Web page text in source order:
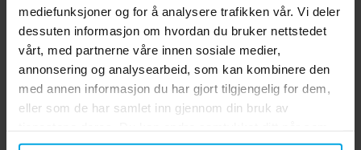
mediefunksjoner og for å analysere trafikken vår. Vi deler
dessuten informasjon om hvordan du bruker nettstedet
vårt, med partnerne våre innen sosiale medier,
annonsering og analysearbeid, som kan kombinere den
med annen informasjon du har gjort tilgjengelig for dem,
eller som de har samlet inn gjennom din bruk av
helst.